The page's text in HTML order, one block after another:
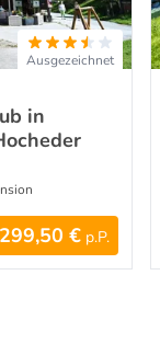
Ausgezeichnet
in
299,50 € p.P.